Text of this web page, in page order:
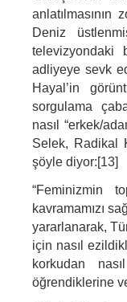
Deniz
televizyondaki
adliyeye sevk
Hayal’in
sorgulama
nasıl “erkek/
Selek, Radikal
şöyle diyor:[13]
“Feminizmin
kavramamızı
yararlanarak,
için nasıl
korkudan
öğrendiklerine